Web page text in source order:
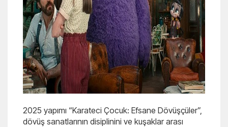
2025 yapımı “Karateci Çocuk: Efsane Dövüşçüler”,
dövüş sanatlarının disiplinini ve kuşaklar arası